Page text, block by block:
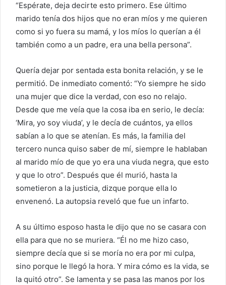
“Espérate, deja decirte esto primero. Ese último
marido tenía dos hijos que no eran míos y me quieren
como si yo fuera su mamá, y los míos lo querían a él
también como a un padre, era una bella persona”.
Quería dejar por sentada esta bonita relación, y se le
permitió. De inmediato comentó: “Yo siempre he sido
una mujer que dice la verdad, con eso no relajo.
Desde que me veía que la cosa iba en serio, le decía:
‘Mira, yo soy viuda’, y le decía de cuántos, ya ellos
sabían a lo que se atenían. Es más, la familia del
tercero nunca quiso saber de mí, siempre le hablaban
al marido mío de que yo era una viuda negra, que esto
y que lo otro”. Después que él murió, hasta la
sometieron a la justicia, dizque porque ella lo
envenenó. La autopsia reveló que fue un infarto.
A su último esposo hasta le dijo que no se casara con
ella para que no se muriera. “Él no me hizo caso,
siempre decía que si se moría no era por mi culpa,
sino porque le llegó la hora. Y mira cómo es la vida, se
la quitó otro”. Se lamenta y se pasa las manos por los